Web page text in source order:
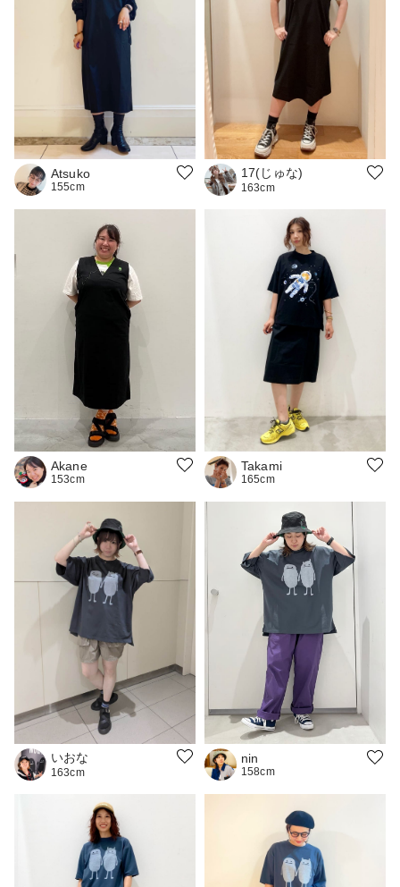
Atsuko
155cm
17(じゅな)
163cm
Akane
153cm
Takami
165cm
いおな
163cm
nin
158cm